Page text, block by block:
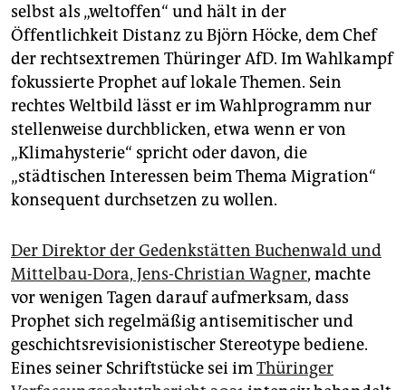
selbst als „weltoffen“ und hält in der
Öffentlichkeit Distanz zu Björn Höcke, dem Chef
der rechtsextremen Thüringer AfD. Im Wahlkampf
fokussierte Prophet auf lokale Themen. Sein
rechtes Weltbild lässt er im Wahlprogramm nur
stellenweise durchblicken, etwa wenn er von
„Klimahysterie“ spricht oder davon, die
„städtischen Interessen beim Thema Migration“
konsequent durchsetzen zu wollen.
Der Direktor der Gedenkstätten Buchenwald und
Mittelbau-Dora, Jens-Christian Wagner, machte
vor wenigen Tagen darauf aufmerksam, dass
Prophet sich regelmäßig antisemitischer und
geschichtsrevisionistischer Stereotype bediene.
Eines seiner Schriftstücke sei imThüringer